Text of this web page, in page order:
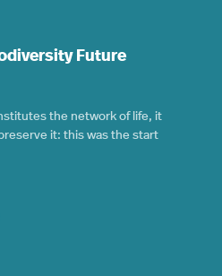
Future
the network of life, it
it: this was the start